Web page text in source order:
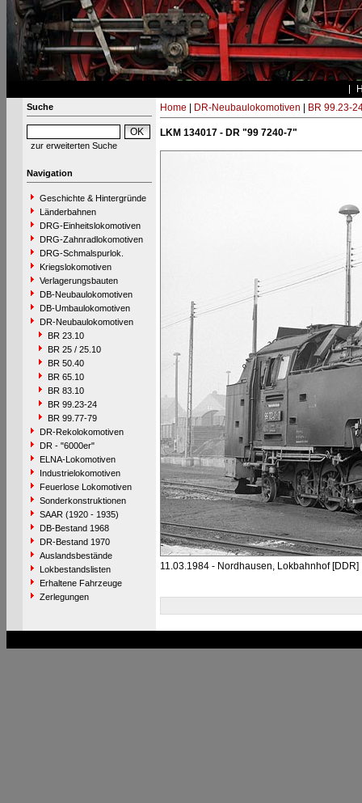
Suche
zur erweiterten Suche
Navigation
Geschichte & Hintergründe
Länderbahnen
DRG-Einheitslokomotiven
DRG-Zahnradlokomotiven
DRG-Schmalspurlok.
Kriegslokomotiven
Verlagerungsbauten
DB-Neubaulokomotiven
DB-Umbaulokomotiven
DR-Neubaulokomotiven
BR 23.10
BR 25 / 25.10
BR 50.40
BR 65.10
BR 83.10
BR 99.23-24
BR 99.77-79
DR-Rekolokomotiven
DR - "6000er"
ELNA-Lokomotiven
Industrielokomotiven
Feuerlose Lokomotiven
Sonderkonstruktionen
SAAR (1920 - 1935)
DB-Bestand 1968
DR-Bestand 1970
Auslandsbestände
Lokbestandslisten
Erhaltene Fahrzeuge
Zerlegungen
Home DR-Neubaulokomotiven BR 99.23-
LKM 134017 - DR "99 7240-7"
11.03.1984 - Nordhausen, Lokbahnhof [DDR]